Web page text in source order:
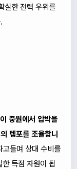
실한 전력 우위를
중원에서 압박을
템포를 조율합니
고들며 상대 수비를
득점 자원이 됩